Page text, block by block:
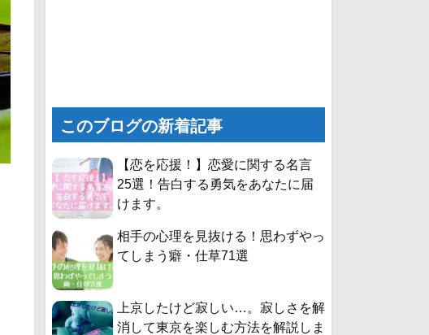
このブログの新着記事
【恋を応援！】恋愛に関する名言
25選！告白する勇気をあなたに届
けます。
相手の心理を見抜ける！思わずやっ
てしまう癖・仕草71選
上京したけど寂しい…。寂しさを解
消して東京を楽しむ方法を解説しま